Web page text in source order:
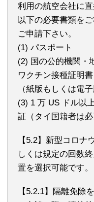
利用の航空会社に直
以下の必要書類を
ご申請下さい。
(1) パスポート
(2) 国の公的機関・
ワクチン接種証明書
（紙版もしくは電
(3) 1 万 US ドル以
証（タイ国籍者は必
【5.2】新型コロナ
しくは規定の回数
置を選択可能です。
【5.2.1】隔離免除